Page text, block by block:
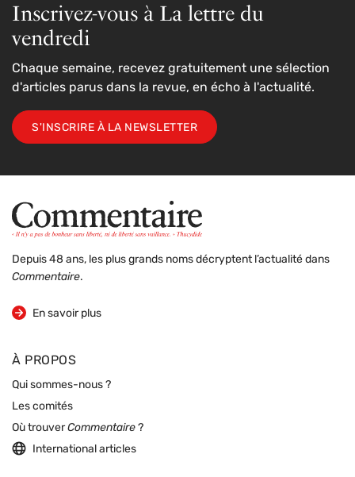
Inscrivez-vous à La lettre du
vendredi
Chaque semaine, recevez gratuitement une sélection
d'articles parus dans la revue, en écho à l'actualité.
S'INSCRIRE À LA NEWSLETTER
Depuis 48 ans, les plus grands noms décryptent l’actualité dans
Commentaire.
En savoir plus
sur la revue
À PROPOS
Qui sommes-nous ?
Les comités
Où trouverCommentaire ?
International articles